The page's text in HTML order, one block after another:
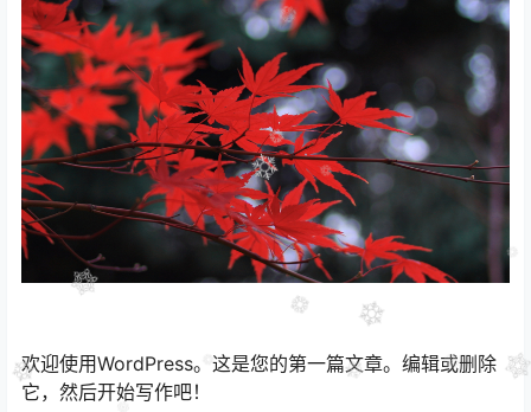
欢迎使用WordPress。这是您的第一篇文章。编辑或删除
它，然后开始写作吧！